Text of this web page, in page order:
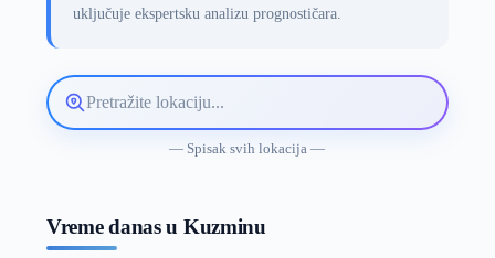
uključuje ekspertsku analizu prognostičara.
Pretražite
lokaciju
— Spisak svih lokacija —
Vreme danas u Kuzminu